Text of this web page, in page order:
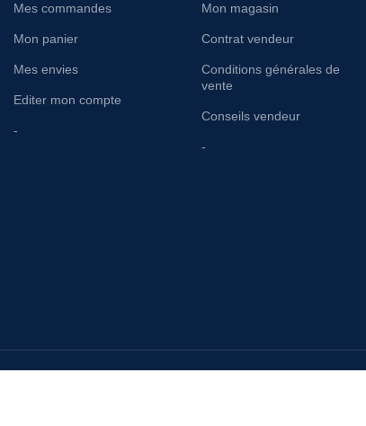
Mes commandes
Mon panier
Mes envies
Editer mon compte
-
Mon magasin
Contrat vendeur
Conditions générales de
vente
Conseils vendeur
-